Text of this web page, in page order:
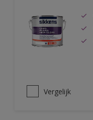
Vergelijk